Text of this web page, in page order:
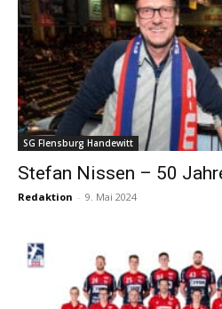
SG Flensburg Handewitt
Stefan Nissen – 50
Redaktion - 9. Mai 2024